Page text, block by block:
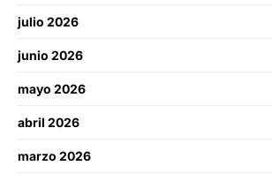
julio 2026
junio 2026
mayo 2026
abril 2026
marzo 2026